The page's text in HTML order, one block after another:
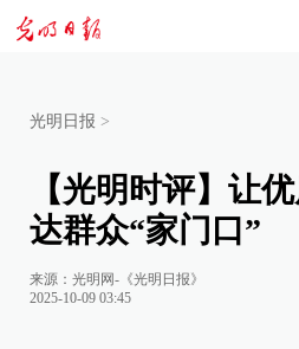
光明日报 >
【光明时评】让
达群众“家门口”
来源： 光明网-《光明日报》
2025-10-09 03:45